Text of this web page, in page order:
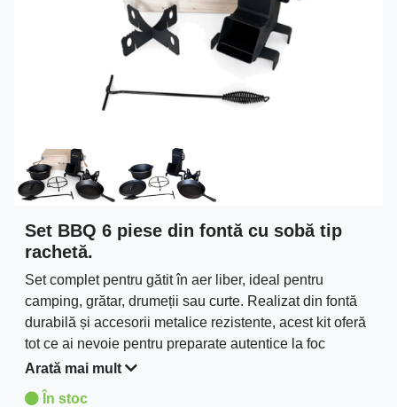
Set BBQ 6 piese din fontă cu sobă tip
rachetă.
Set complet pentru gătit în aer liber, ideal pentru
camping, grătar, drumeții sau curte. Realizat din fontă
durabilă și accesorii metalice rezistente, acest kit oferă
tot ce ai nevoie pentru preparate autentice la foc
deschis.
Arată mai mult
În stoc